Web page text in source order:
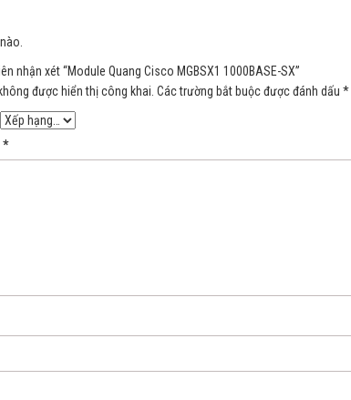
nhận xét “Module Quang Cisco MGBSX1 1000BASE-SX”
được hiển thị công khai. Các trường bắt buộc được đánh dấu *
*